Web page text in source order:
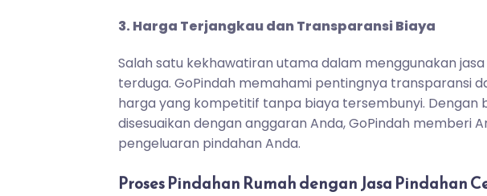
3. Harga Terjangkau dan Transparansi Biaya
Salah satu kekhawatiran utama dalam menggunakan
terduga. GoPindah memahami pentingnya transparansi
harga yang kompetitif tanpa biaya tersembunyi. Dengan
disesuaikan dengan anggaran Anda, GoPindah memberi
pengeluaran pindahan Anda.
Proses Pindahan Rumah dengan Jasa Pindahan